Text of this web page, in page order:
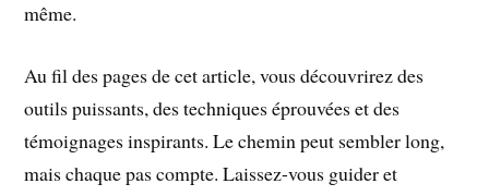
même.
Au fil des pages de cet article, vous découvrirez des
outils puissants, des techniques éprouvées et des
témoignages inspirants. Le chemin peut sembler long,
mais chaque pas compte. Laissez-vous guider et